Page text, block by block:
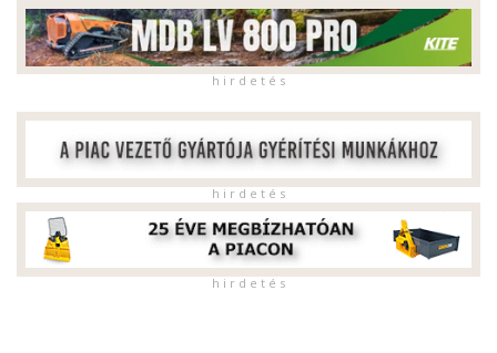
h i r d e t é s
h i r d e t é s
h i r d e t é s